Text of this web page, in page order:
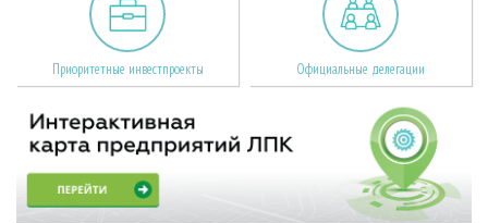
Приоритетные инвестпроекты Официальные делегации